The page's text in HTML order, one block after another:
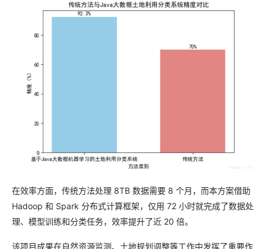
在效率方面，传统方法处理 8TB 数据需要 8 个月，而本方案借助
Hadoop 和 Spark 分布式计算框架，仅用 72 小时就完成了数据处
理、模型训练和分类任务，效率提升了近 20 倍。
该项目成果在自然资源监测、土地规划调整等工作中发挥了重要作